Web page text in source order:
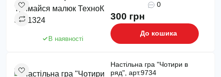
В наявності
0
300 грн
До кошика
Настільна гра "Чотири в
ряд", арт.9734